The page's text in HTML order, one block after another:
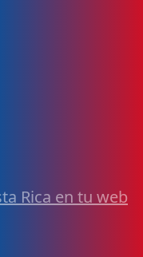
Rica en tu web